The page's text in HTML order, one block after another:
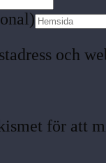
och
för att